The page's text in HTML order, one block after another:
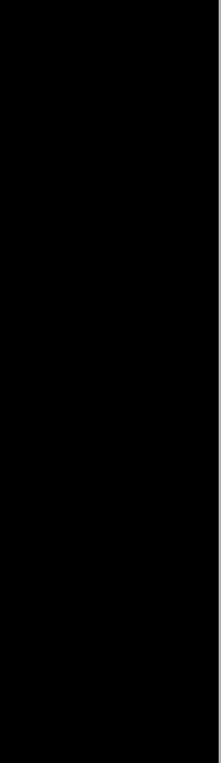
detrás
Park
escenas
Park, con
¡Descubre las
de un clásico
acción
para debatir
de acción
No te pierdas
inolvidables.